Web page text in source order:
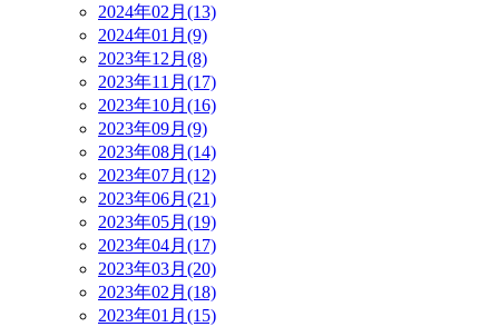
2024年02月(13)
2024年01月(9)
2023年12月(8)
2023年11月(17)
2023年10月(16)
2023年09月(9)
2023年08月(14)
2023年07月(12)
2023年06月(21)
2023年05月(19)
2023年04月(17)
2023年03月(20)
2023年02月(18)
2023年01月(15)